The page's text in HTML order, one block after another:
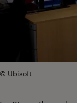
© Ubisoft